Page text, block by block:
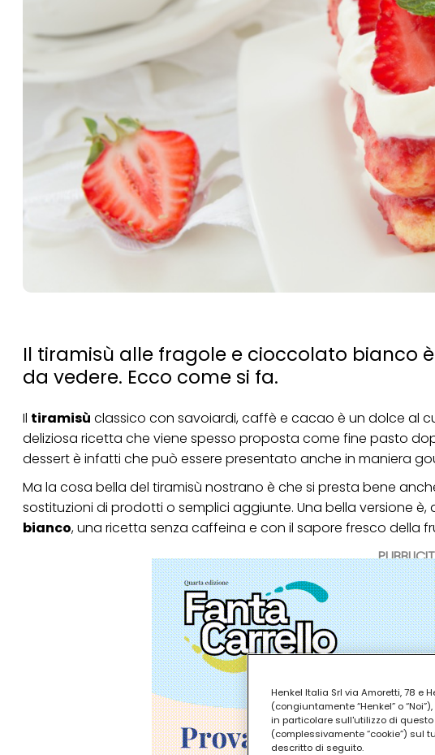
Il tiramisù alle fragole e cioccolato bianco
da vedere. Ecco come si fa.
Il tiramisù classico con savoiardi, caffè e cacao è un dolce al
deliziosa ricetta che viene spesso proposta come fine pasto
dessert è infatti che può essere presentato anche in maniera
Ma la cosa bella del tiramisù nostrano è che si presta bene
sostituzioni di prodotti o semplici aggiunte. Una bella versione è,
bianco, una ricetta senza caffeina e con il sapore fresco della
Henkel Italia Srl via Amoretti, 78 e
(congiuntamente “Henkel” o
in particolare sull'utilizzo di
(complessivamente “cookie”) sul
descritto di seguito.